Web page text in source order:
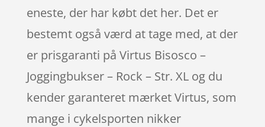
eneste, der har købt det her. Det er
bestemt også værd at tage med, at der
er prisgaranti på Virtus Bisosco –
Joggingbukser – Rock – Str. XL og du
kender garanteret mærket Virtus, som
mange i cykelsporten nikker